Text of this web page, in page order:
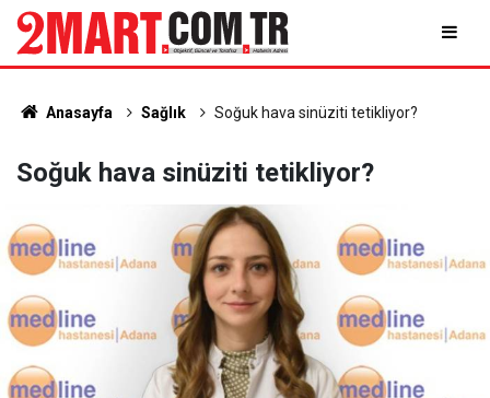
Anasayfa Sağlık Soğuk hava sinüziti tetikliyor?
Soğuk hava sinüziti tetikliyor?